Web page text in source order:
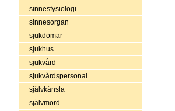
sinnesfysiologi
sinnesorgan
sjukdomar
sjukhus
sjukvård
sjukvårdspersonal
självkänsla
självmord